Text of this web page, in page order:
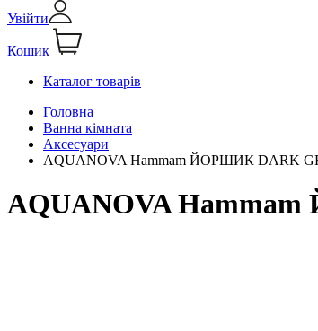
Увійти
Кошик
Каталог товарів
Головна
Ванна кімната
Аксесуари
AQUANOVA Hammam ЙОРШИК DARK
AQUANOVA